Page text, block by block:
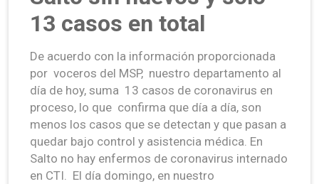
13 casos en total
De acuerdo con la información proporcionada
por voceros del MSP, nuestro departamento al
día de hoy, suma 13 casos de coronavirus en
proceso, lo que confirma que día a día, son
menos los casos que se detectan y que pasan a
quedar bajo control y asistencia médica. En
Salto no hay enfermos de coronavirus internado
en CTI. El día domingo, en nuestro